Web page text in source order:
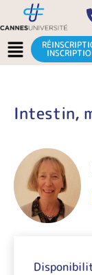
Aller
au
contenu
Menu
Intestin,